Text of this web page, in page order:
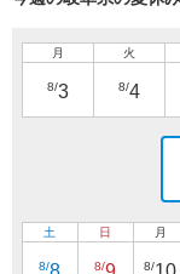
月
8/3
火
8/4
土
8/
日
8/
月
8/